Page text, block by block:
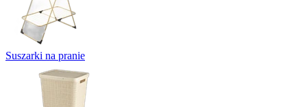
Suszarki na pranie